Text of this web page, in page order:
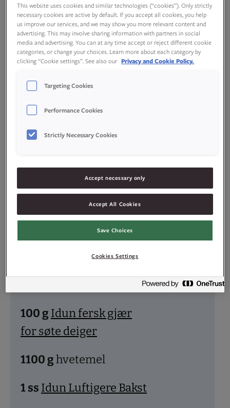
Ingredienser
160gsmør
(eller margarin)
100g Idun fersk gjær
for søte deiger
1100ghvetemel
1ss Idun Luftigere Bakst
This website uses cookies and similar technologies (“cookies”). Only strictly
necessary cookies are active by default. If you accept all cookies, you help
us improve our services, and we may show you more relevant content and
advertising. This may involve sharing information with partners in social
media and advertising. You can at any time accept or reject different cookie
categories, or change your choices. Learn more about each category by
clicking “Cookie settings”. See also our Privacy and Cookie Policy.
Targeting Cookies
Performance Cookies
Strictly Necessary Cookies
Accept necessary only
Accept All Cookies
Save Choices
Cookies Settings